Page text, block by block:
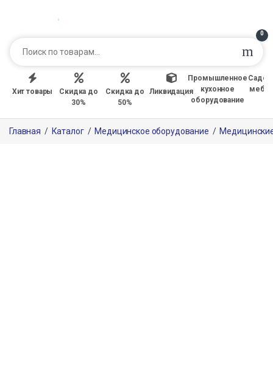
0
Хит товары
Скидка до
30%
Скидка до
50%
Ликвидация
Промышленное
кухонное
оборудование
Главная / Каталог / Медицинское оборудование /